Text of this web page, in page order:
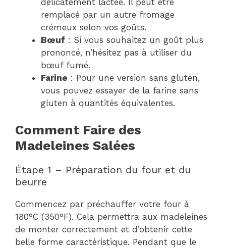
remplacé par un autre fromage
crémeux selon vos goûts.
Bœuf : Si vous souhaitez un goût plus
prononcé, n’hésitez pas à utiliser du
bœuf fumé.
Farine : Pour une version sans gluten,
vous pouvez essayer de la farine sans
gluten à quantités équivalentes.
Comment Faire des
Madeleines Salées
Étape 1 – Préparation du four et du
beurre
Commencez par préchauffer votre four à
180°C (350°F). Cela permettra aux madeleines
de monter correctement et d’obtenir cette
belle forme caractéristique. Pendant que le